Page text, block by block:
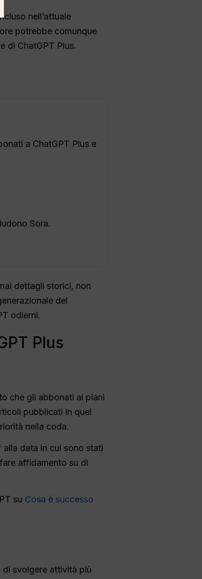
nell’attuale
potrebbe comunque
di ChatGPT Plus.
a ChatGPT Plus e
Sora.
dettagli storici, non
del
odierni.
Plus
che gli abbonati ai piani
pubblicati in quel
nella coda.
data in cui sono stati
affidamento su di
su Cosa è successo
di svolgere attività più